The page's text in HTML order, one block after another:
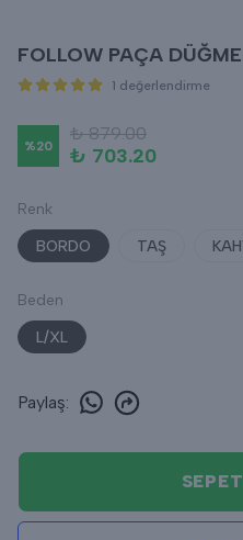
FOLLOW PAÇA
1 değerlendirme
%20
₺ 879.00
₺ 703.20
Renk
BORDO
TAŞ
Beden
L/XL
Paylaş: